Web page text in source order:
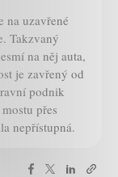
na uzavřené
Takzvaný
na něj auta,
je zavřený od
podnik
přes
nepřístupná.